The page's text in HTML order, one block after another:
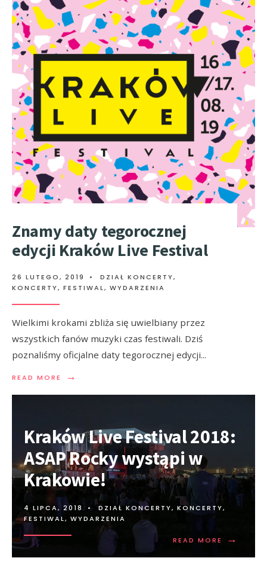
Znamy daty tegorocznej
edycji Kraków Live Festival
26 LUTEGO, 2019 • DZIAŁ KONCERTY,
KONCERTY, FESTIWAL, WYDARZENIA
Wielkimi krokami zbliża się uwielbiany przez
wszystkich fanów muzyki czas festiwali. Dziś
poznaliśmy oficjalne daty tegorocznej edycji...
READ MORE →
Kraków Live Festival 2018:
ASAP Rocky wystąpi w
Krakowie!
4 LIPCA, 2018 • DZIAŁ KONCERTY, KONCERTY,
FESTIWAL, WYDARZENIA
READ MORE →